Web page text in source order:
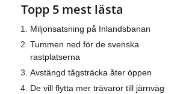
Topp 5 mest lästa
Miljonsatsning på Inlandsbanan
Tummen ned för de svenska
rastplatserna
Avstängd tågsträcka åter öppen
De vill flytta mer trävaror till järnväg